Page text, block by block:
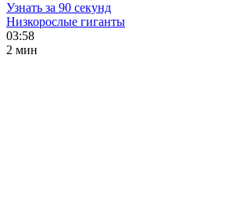
Узнать за 90 секунд
Низкорослые гиганты
03:58
2 мин